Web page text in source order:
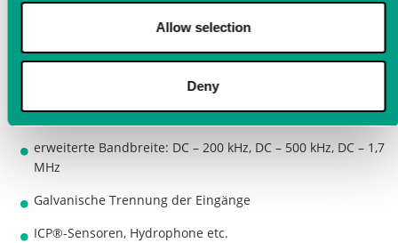
Allow selection
Deny
Sample /s je Kanal
Beschleunigungsaufnehmer, Brücken Sensoren (Voll-, ½-, ¼-
Brücke)
erweiterte Bandbreite: DC – 200 kHz, DC – 500 kHz, DC – 1,7
MHz
Galvanische Trennung der Eingänge
ICP®-Sensoren, Hydrophone etc.